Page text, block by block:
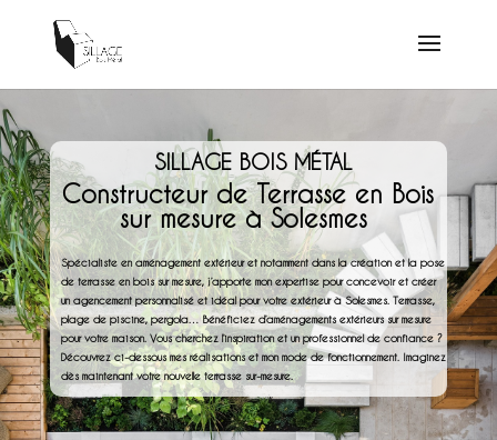
SILLAGE BOIS MÉTAL
Constructeur de Terrasse en Bois
sur mesure à Solesmes
Spécialiste en aménagement extérieur et notamment dans la création et la pose
de terrasse en bois sur mesure, j’apporte mon expertise pour concevoir et créer
un agencement personnalisé et idéal pour votre extérieur à Solesmes. Terrasse,
plage de piscine, pergola… Bénéficiez d’aménagements extérieurs sur mesure
pour votre maison. Vous cherchez l’inspiration et un professionnel de confiance ?
Découvrez ci-dessous mes réalisations et mon mode de fonctionnement. Imaginez
dès maintenant votre nouvelle terrasse sur-mesure.